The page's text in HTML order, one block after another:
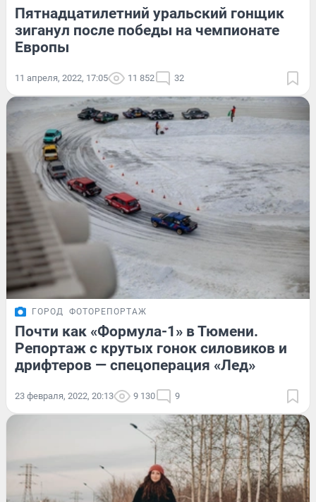
Пятнадцатилетний уральский гонщик
зиганул после победы на чемпионате
Европы
11 апреля, 2022, 17:05 11 852 32
ГОРОД ФОТОРЕПОРТАЖ
Почти как «Формула-1» в Тюмени.
Репортаж с крутых гонок силовиков и
дрифтеров — спецоперация «Лед»
23 февраля, 2022, 20:13 9 130 9